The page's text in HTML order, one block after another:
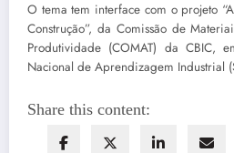
O tema tem interface com o projeto
Construção”, da Comissão de
Produtividade (COMAT) da CBIC,
Nacional de Aprendizagem Industrial
Share this content: